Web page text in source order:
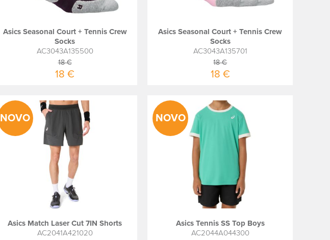
Asics Seasonal Court + Tennis Crew
Socks
AC3043A135500
18 €
18 €
Asics Seasonal Court + Tennis Crew
Socks
AC3043A135701
18 €
18 €
NOVO
Asics Match Laser Cut 7IN Shorts
AC2041A421020
NOVO
Asics Tennis SS Top Boys
AC2044A044300